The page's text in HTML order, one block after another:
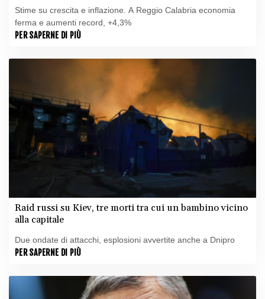
Stime su crescita e inflazione. A Reggio Calabria economia
ferma e aumenti record, +4,3%
PER SAPERNE DI PIÙ
Raid russi su Kiev, tre morti tra cui un bambino vicino
alla capitale
Due ondate di attacchi, esplosioni avvertite anche a Dnipro
PER SAPERNE DI PIÙ